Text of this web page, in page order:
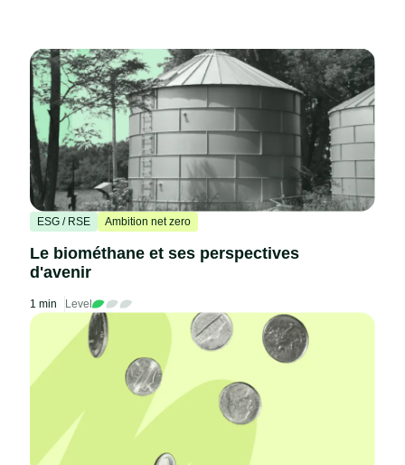
ESG / RSE Ambition net zero
Le biométhane et ses perspectives
d'avenir
1 min Level